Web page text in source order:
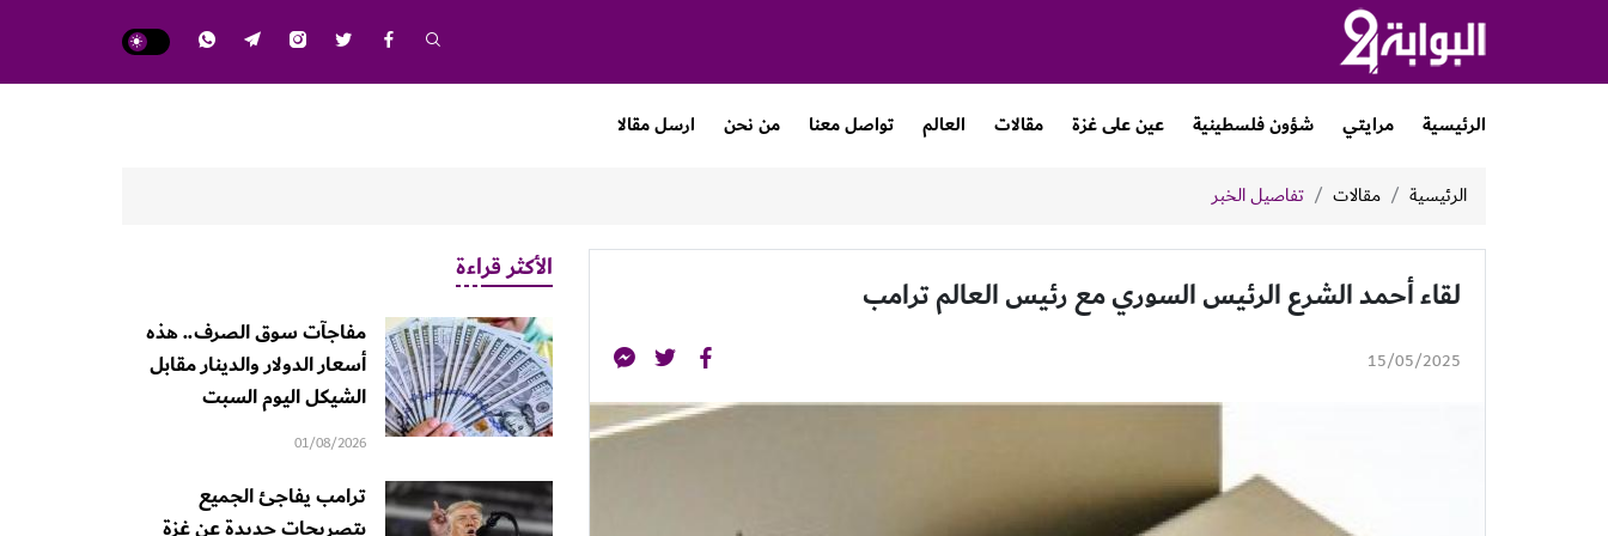
الرئيسية مرايتي شؤون فلسطينية عين على غزة مقالات العالم تواصل معنا من نحن ارسل مقالا
الرئيسية مقالات تفاصيل الخبر
لقاء أحمد الشرع الرئيس السوري مع رئيس العالم ترامب
15/05/2025
الأكثر قراءة
مفاجآت سوق الصرف.. هذه
أسعار الدولار والدينار مقابل
الشيكل اليوم السبت
01/08/2026
ترامب يفاجئ الجميع
بتصريحات جديدة عن غزة